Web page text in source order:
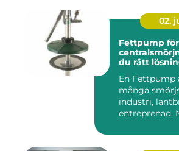
02.
Fettpump för
centralsmörjning så
du rätt
En Fettpump
många
industri,
entreprenad.